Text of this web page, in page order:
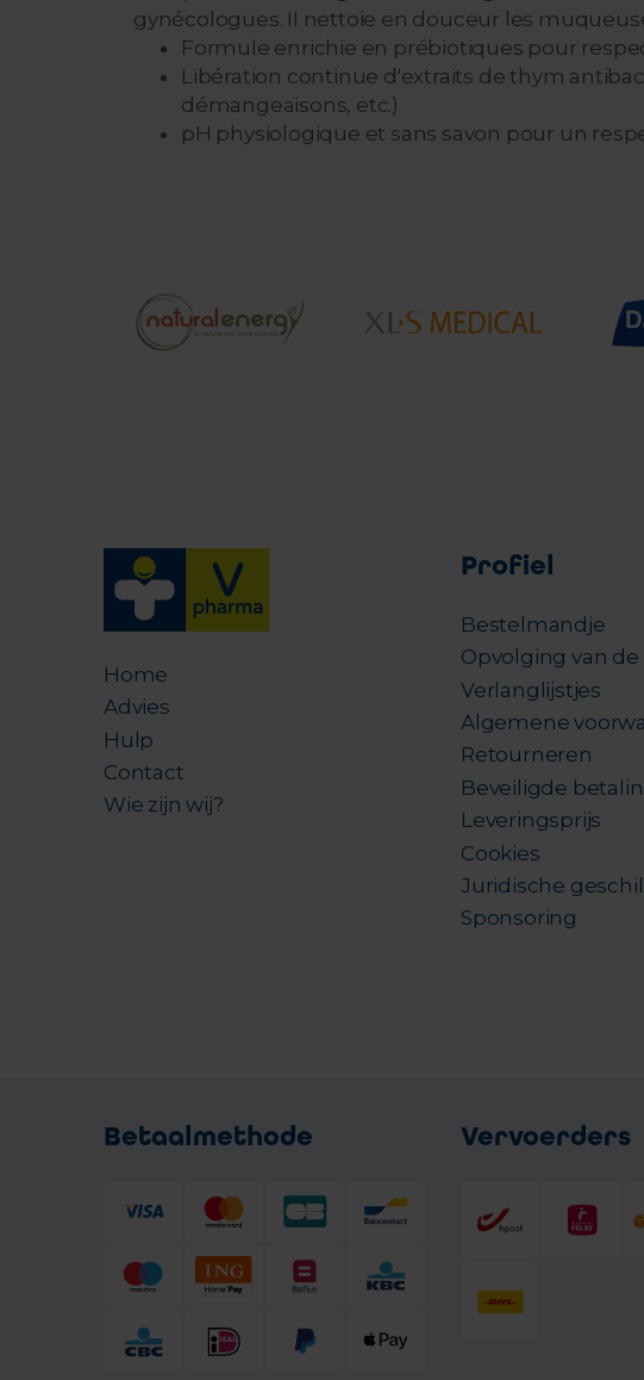
gynécologues. Il nettoie en douceur les
Formule enrichie en prébiotiques pour
Libération continue d'extraits de thym
démangeaisons, etc.)
pH physiologique et sans savon pour un
Home
Advies
Hulp
Contact
Wie zijn wij?
Profiel
Bestelmandje
Opvolging van
Verlanglijstjes
Algemene
Retourneren
Beveiligde
Leveringsprijs
Cookies
Juridische
Sponsoring
Betaalmethode Vervoerders